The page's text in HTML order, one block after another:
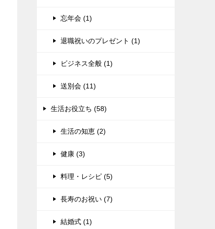
忘年会 (1)
退職祝いのプレゼント (1)
ビジネス全般 (1)
送別会 (11)
生活お役立ち (58)
生活の知恵 (2)
健康 (3)
料理・レシピ (5)
長寿のお祝い (7)
結婚式 (1)